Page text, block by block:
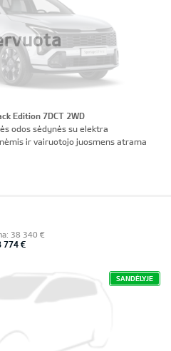
Edition 7DCT 2WD
odos sėdynės su elektra
ir vairuotojo juosmens atrama
38 340 €
774 €
SANDĖLYJE